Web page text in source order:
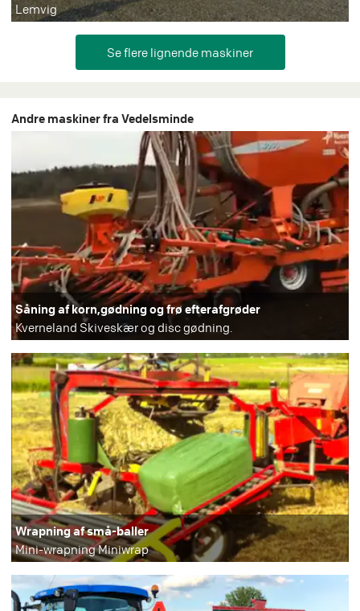
Lemvig
Andre maskiner fra Vedelsminde
Såning af korn,gødning og frø efterafgrøder
Kverneland Skiveskær og disc gødning.
Wrapning af små-baller
Mini-wrapning Miniwrap